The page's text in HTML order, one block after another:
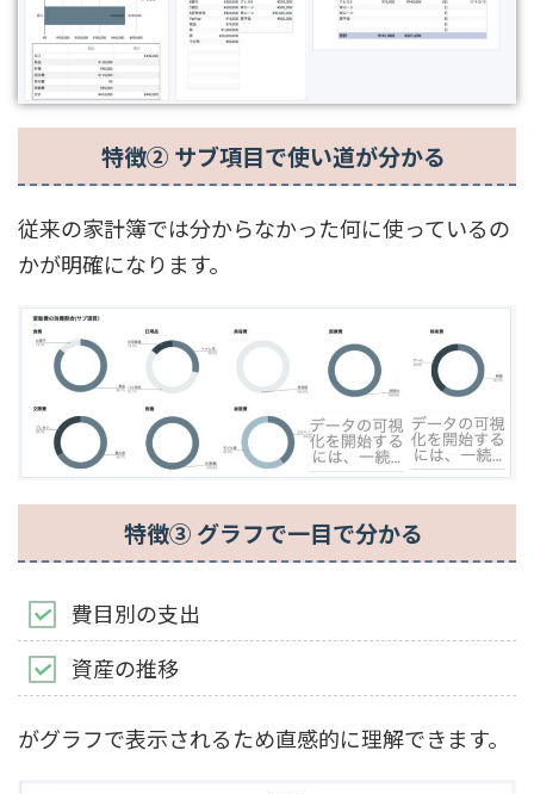
特徴② サブ項目で使い道が分かる
従来の家計簿では分からなかった何に使っているの
かが明確になります。
特徴③ グラフで一目で分かる
費目別の支出
資産の推移
がグラフで表示されるため直感的に理解できます。